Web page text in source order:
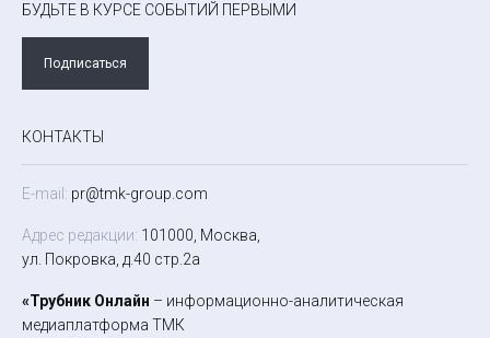
БУДЬТЕ В КУРСЕ СОБЫТИЙ ПЕРВЫМИ
Подписаться
КОНТАКТЫ
E-mail: pr@tmk-group.com
Адрес редакции: 101000, Москва,
ул. Покровка, д.40 стр.2а
«Трубник Онлайн – информационно-аналитическая
медиаплатформа ТМК